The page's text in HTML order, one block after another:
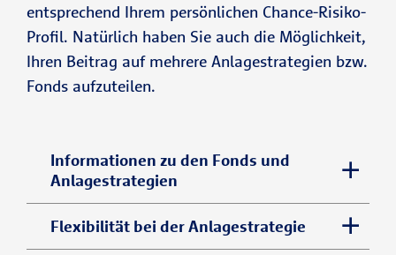
entsprechend Ihrem persönlichen Chance-Risiko-
Profil. Natürlich haben Sie auch die Möglichkeit,
Ihren Beitrag auf mehrere Anlagestrategien bzw.
Fonds aufzuteilen.
Informationen zu den Fonds und
Anlagestrategien
​In der Ansparphase des Vertrags erfolgt
eine Investition in Fonds. Sie haben die
Flexibilität bei der Anlagestrategie